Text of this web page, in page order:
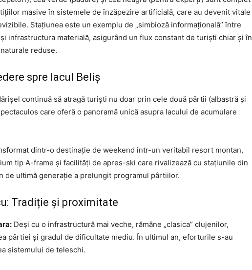
masive în sistemele de înzăpezire artificială, care au devenit vitale
Stațiunea este un exemplu de „simbioză informațională” între
infrastructura materială, asigurând un flux constant de turiști chiar și în
reduse.
spre lacul Beliș
continuă să atragă turiști nu doar prin cele două pârtii (albastră și
care oferă o panoramă unică asupra lacului de acumulare
dintr-o destinație de weekend într-un veritabil resort montan,
tip A-frame și facilități de apres-ski care rivalizează cu stațiunile din
de ultimă generație a prelungit programul pârtiilor.
Tradiție și proximitate
Deși cu o infrastructură mai veche, rămâne „clasica” clujenilor,
pârtiei și gradul de dificultate mediu. În ultimul an, eforturile s-au
sistemului de teleschi.